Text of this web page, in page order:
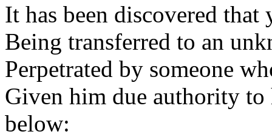
It has been discovered
Being transferred to an
Perpetrated by someone
Given him due authority to
below: